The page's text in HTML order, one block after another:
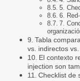
5.
6.
7.
Tabla
vs. indirectos
El contexto
injection son
Checklist de